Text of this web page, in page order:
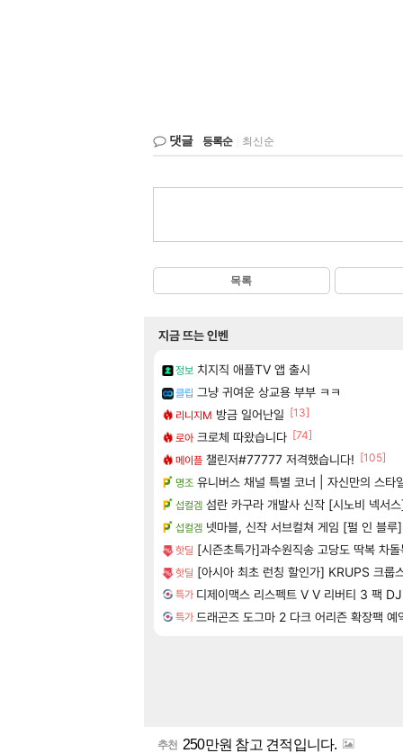
댓글 등록순 최신순
목록
지금 뜨는 인벤
정보 치지직 애플TV 앱 출시
클립 그냥 귀여운 상교용 부부 ㅋㅋ
리니지M 방금 일어난일 [13]
로아 크로체 따왔습니다 [74]
메이플 챌린저#77777 저격했습니다! [105]
명조 유니버스 채널 특별 코너 | 자신만의 스타
섭컬겜 섬란 카구라 개발사 신작 [시노비 넥서
섭컬겜 넷마블, 신작 서브컬쳐 게임 [펄 인 블루
핫딜 [시즌초특가]과수원직송 고당도 딱복 차
핫딜 [아시아 최초 런칭 할인가] KRUPS 크
특가 디제이맥스 리스펙트 V V 리버티 3
특가 드래곤즈 도그마 2 다크 어리즌 확장
추천 250만원 참고 견적입니다.